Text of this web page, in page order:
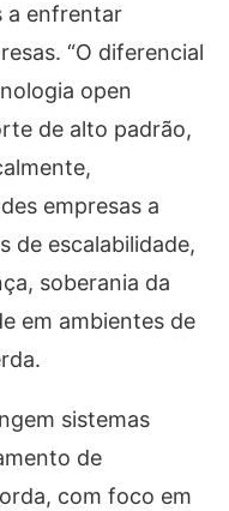
a enfrentar
“O diferencial
open
de alto padrão,
empresas a
de escalabilidade,
soberania da
em ambientes de
sistemas
de
com foco em